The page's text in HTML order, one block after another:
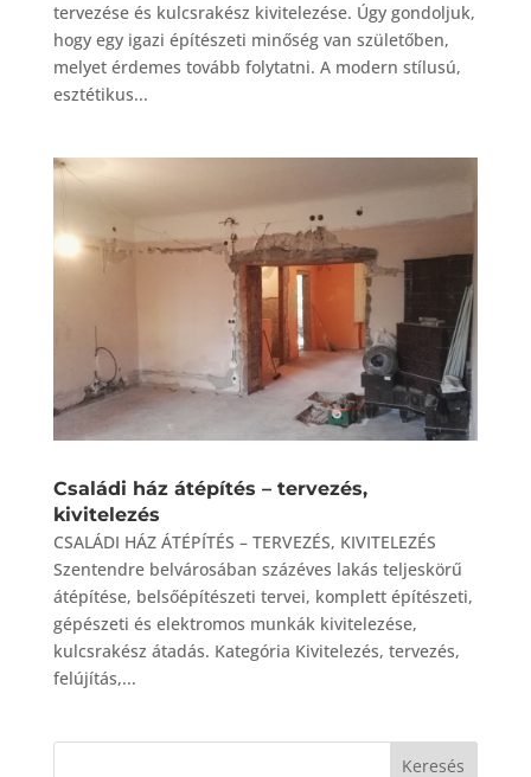
tervezése és kulcsrakész kivitelezése. Úgy gondoljuk,
hogy egy igazi építészeti minőség van születőben,
melyet érdemes tovább folytatni. A modern stílusú,
esztétikus...
Családi ház átépítés – tervezés,
kivitelezés
CSALÁDI HÁZ ÁTÉPÍTÉS – TERVEZÉS, KIVITELEZÉS
Szentendre belvárosában százéves lakás teljeskörű
átépítése, belsőépítészeti tervei, komplett építészeti,
gépészeti és elektromos munkák kivitelezése,
kulcsrakész átadás. Kategória Kivitelezés, tervezés,
felújítás,...